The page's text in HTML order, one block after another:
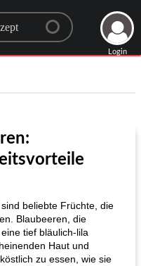
Login
beliebte Früchte, die
Blaubeeren, die
tief bläulich-lila
Haut und
zu essen, wie sie